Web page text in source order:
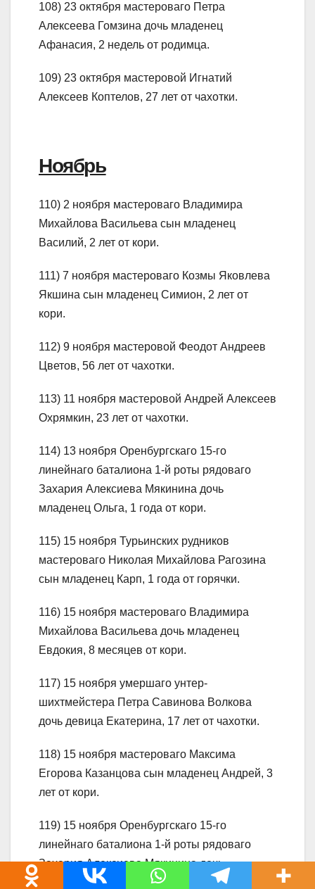
108) 23 октября мастероваго Петра
Алексеева Гомзина дочь младенец
Афанасия, 2 недель от родимца.
109) 23 октября мастеровой Игнатий
Алексеев Коптелов, 27 лет от чахотки.
Ноябрь
110) 2 ноября мастероваго Владимира
Михайлова Васильева сын младенец
Василий, 2 лет от кори.
111) 7 ноября мастероваго Козмы Яковлева
Якшина сын младенец Симион, 2 лет от
кори.
112) 9 ноября мастеровой Феодот Андреев
Цветов, 56 лет от чахотки.
113) 11 ноября мастеровой Андрей Алексеев
Охрямкин, 23 лет от чахотки.
114) 13 ноября Оренбургскаго 15-го
линейнаго баталиона 1-й роты рядоваго
Захария Алексиева Мякинина дочь
младенец Ольга, 1 года от кори.
115) 15 ноября Турьинских рудников
мастероваго Николая Михайлова Рагозина
сын младенец Карп, 1 года от горячки.
116) 15 ноября мастероваго Владимира
Михайлова Васильева дочь младенец
Евдокия, 8 месяцев от кори.
117) 15 ноября умершаго унтер-
шихтмейстера Петра Савинова Волкова
дочь девица Екатерина, 17 лет от чахотки.
118) 15 ноября мастероваго Максима
Егорова Казанцова сын младенец Андрей, 3
лет от кори.
119) 15 ноября Оренбургскаго 15-го
линейнаго баталиона 1-й роты рядоваго
Захария Алексиева Мякинина дочь
младенец Олимпиада, 4 лет от кори.